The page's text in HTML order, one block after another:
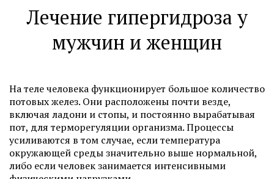
Лечение гипергидроза у
мужчин и женщин
На теле человека функционирует большое количество
потовых желез. Они расположены почти везде,
включая ладони и стопы, и постоянно вырабатывая
пот, для терморегуляции организма. Процессы
усиливаются в том случае, если температура
окружающей среды значительно выше нормальной,
либо если человек занимается интенсивными